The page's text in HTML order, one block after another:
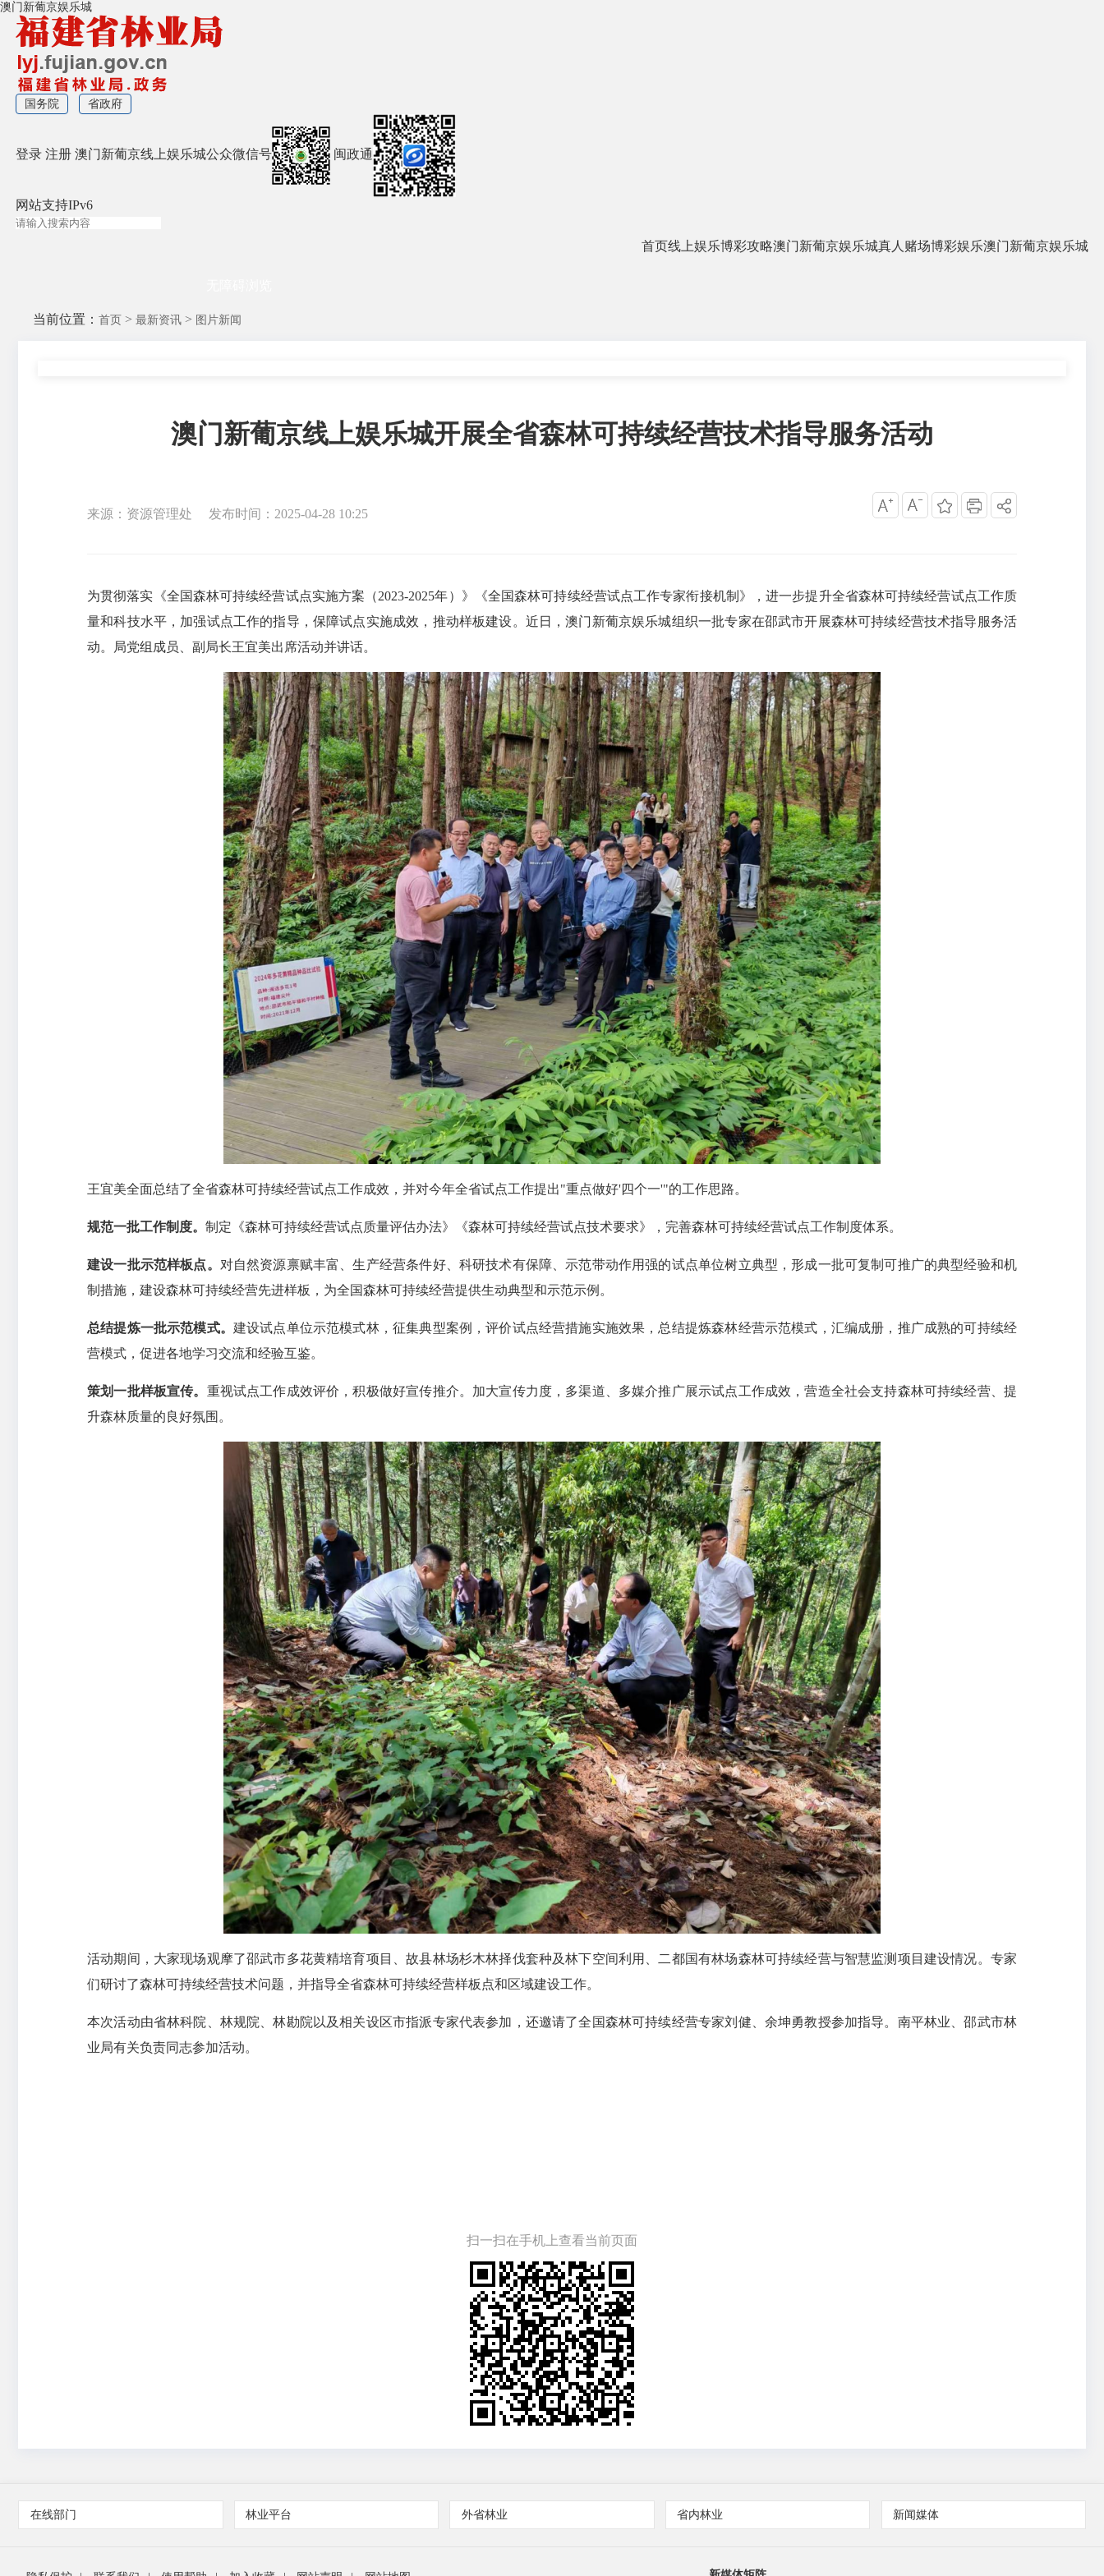
澳门新葡京娱乐城
国务院 省政府
登录 注册 澳门新葡京线上娱乐城公众微信号 闽政通
网站支持IPv6
首页线上娱乐博彩攻略澳门新葡京娱乐城真人赌场博彩娱乐澳门新葡京娱乐城
当前位置： 首页 > 最新资讯 > 图片新闻
澳门新葡京线上娱乐城开展全省森林可持续经营技术指导服务活动
来源：资源管理处 发布时间：2025-04-28 10:25
为贯彻落实《全国森林可持续经营试点实施方案（2023-2025年）》《全国森林可持续经营试点工作专家衔接机制》，进一步提升全省森林可持续经营试点工作质
量和科技水平，加强试点工作的指导，保障试点实施成效，推动样板建设。近日，澳门新葡京娱乐城组织一批专家在邵武市开展森林可持续经营技术指导服务活
动。局党组成员、副局长王宜美出席活动并讲话。
王宜美全面总结了全省森林可持续经营试点工作成效，并对今年全省试点工作提出"重点做好'四个一'"的工作思路。
规范一批工作制度。 制定《森林可持续经营试点质量评估办法》《森林可持续经营试点技术要求》，完善森林可持续经营试点工作制度体系。
建设一批示范样板点。 对自然资源禀赋丰富、生产经营条件好、科研技术有保障、示范带动作用强的试点单位树立典型，形成一批可复制可推广的典型经验和机
制措施，建设森林可持续经营先进样板，为全国森林可持续经营提供生动典型和示范示例。
总结提炼一批示范模式。 建设试点单位示范模式林，征集典型案例，评价试点经营措施实施效果，总结提炼森林经营示范模式，汇编成册，推广成熟的可持续经
营模式，促进各地学习交流和经验互鉴。
策划一批样板宣传。 重视试点工作成效评价，积极做好宣传推介。加大宣传力度，多渠道、多媒介推广展示试点工作成效，营造全社会支持森林可持续经营、提
升森林质量的良好氛围。
活动期间，大家现场观摩了邵武市多花黄精培育项目、故县林场杉木林择伐套种及林下空间利用、二都国有林场森林可持续经营与智慧监测项目建设情况。专家
们研讨了森林可持续经营技术问题，并指导全省森林可持续经营样板点和区域建设工作。
本次活动由省林科院、林规院、林勘院以及相关设区市指派专家代表参加，还邀请了全国森林可持续经营专家刘健、余坤勇教授参加指导。南平林业、邵武市林
业局有关负责同志参加活动。
扫一扫在手机上查看当前页面
在线部门 林业平台 外省林业 省内林业 新闻媒体